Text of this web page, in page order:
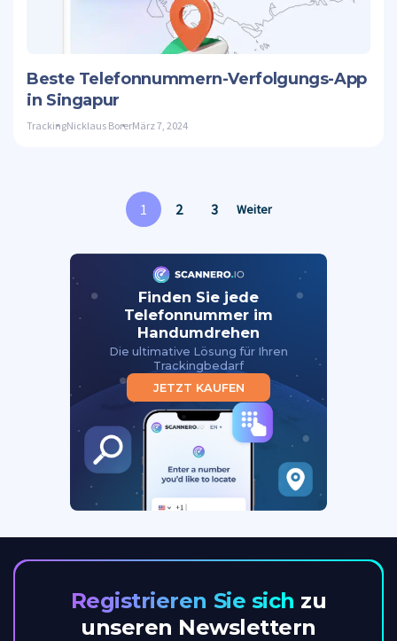
Beste Telefonnummern-Verfolgungs-App
in Singapur
TrackingNicklaus BorerMärz 7, 2024
1 2 3 Weiter
Finden Sie jede
Telefonnummer im
Handumdrehen
Die ultimative Lösung für Ihren
Trackingbedarf
JETZT KAUFEN
Registrieren Sie sich zu
unseren Newslettern